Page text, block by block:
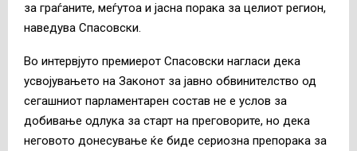
за граѓаните, меѓутоа и јасна порака за целиот регион,
наведува Спасовски.
Во интервјуто премиерот Спасовски нагласи дека
усвојувањето на Законот за јавно обвинителство од
сегашниот парламентарен состав не е услов за
добивање одлука за старт на преговорите, но дека
неговото донесување ќе биде сериозна препорака за